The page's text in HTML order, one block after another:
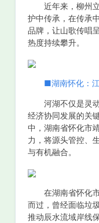
近年来，柳州立
护中传承，在传承
品牌，让山歌传唱
热度持续攀升。
■湖南怀化：
河湖不仅是灵动
经济协同发展的关
中，湖南省怀化市
力，将源头管控、
与有机融合。
在湖南省怀化市
而过，曾经面临垃
推动辰水流域岸线